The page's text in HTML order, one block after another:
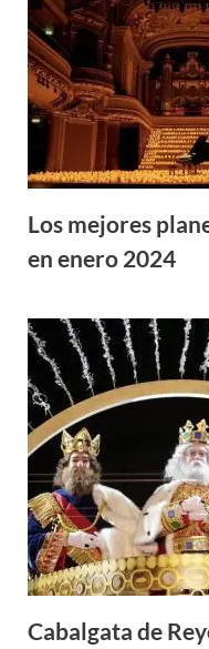
Los mejores
en enero 2024
Cabalgata de